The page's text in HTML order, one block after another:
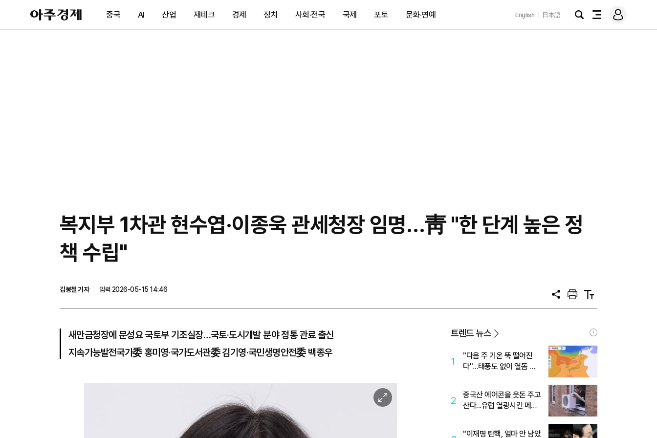
아
주
제
중국 AI 산업 재테크 경제 정치 사회·전국 국제 포토 문화·연예 English 日本語
검
전
메
그
복지부 1차관 현수엽·이종욱 관세청장 임명…靑 "한 단계 높은 정
책 수립"
김봉철 기자
입력 2026-05-15 14:46
공
프
트
텍
트
새만금청장에 문성요 국토부 기조실장…국토·도시개발 분야 정통 관료 출신
지속가능발전국가委 홍미영·국가도서관委 김기영·국민생명안전委 백종우
이
미
트렌드 뉴스
1
"다음 주 기온 뚝 떨어진
다"…태풍도 없이 열돔 박
2
중국산 에어콘을 웃돈 주고
산다...유럽 열광시킨 메이
"이재명 탄핵, 얼마 안 남았